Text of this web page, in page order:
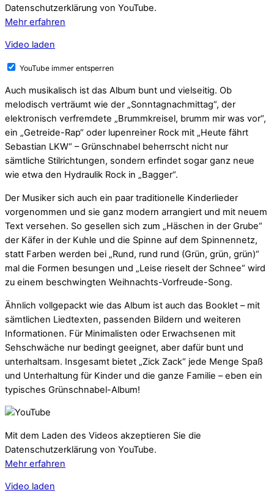
Datenschutzerklärung von YouTube.
Mehr erfahren
Video laden
YouTube immer entsperren
Auch musikalisch ist das Album bunt und vielseitig. Ob
melodisch verträumt wie der „Sonntagnachmittag“, der
elektronisch verfremdete „Brummkreisel, brumm mir was vor“,
ein „Getreide-Rap“ oder lupenreiner Rock mit „Heute fährt
Sebastian LKW“ – Grünschnabel beherrscht nicht nur
sämtliche Stilrichtungen, sondern erfindet sogar ganz neue
wie etwa den Hydraulik Rock in „Bagger“.
Der Musiker sich auch ein paar traditionelle Kinderlieder
vorgenommen und sie ganz modern arrangiert und mit neuem
Text versehen. So gesellen sich zum „Häschen in der Grube“
der Käfer in der Kuhle und die Spinne auf dem Spinnennetz,
statt Farben werden bei „Rund, rund rund (Grün, grün, grün)“
mal die Formen besungen und „Leise rieselt der Schnee“ wird
zu einem beschwingten Weihnachts-Vorfreude-Song.
Ähnlich vollgepackt wie das Album ist auch das Booklet – mit
sämtlichen Liedtexten, passenden Bildern und weiteren
Informationen. Für Minimalisten oder Erwachsenen mit
Sehschwäche nur bedingt geeignet, aber dafür bunt und
unterhaltsam. Insgesamt bietet „Zick Zack“ jede Menge Spaß
und Unterhaltung für Kinder und die ganze Familie – eben ein
typisches Grünschnabel-Album!
Mit dem Laden des Videos akzeptieren Sie die
Datenschutzerklärung von YouTube.
Mehr erfahren
Video laden